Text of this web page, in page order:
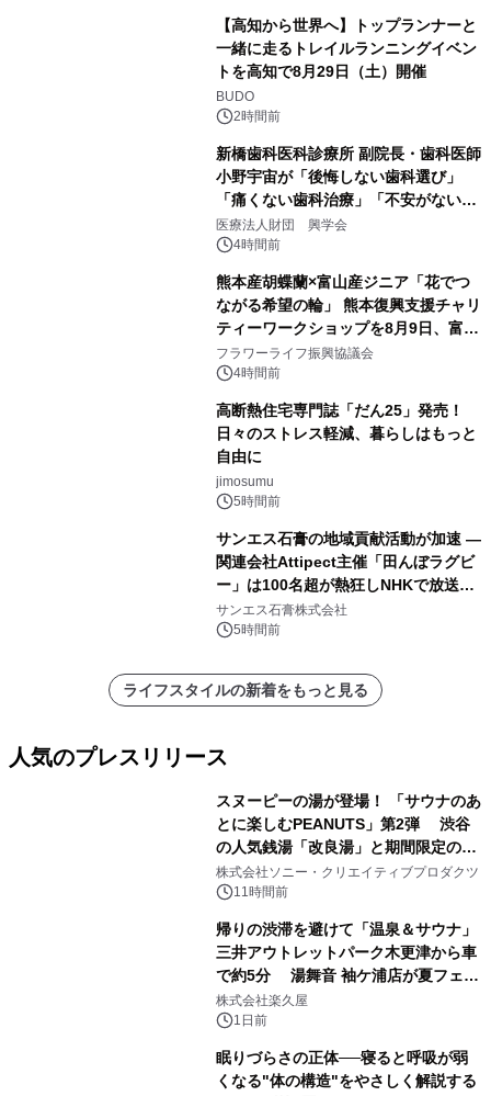
【高知から世界へ】トップランナーと
一緒に走るトレイルランニングイベン
トを高知で8月29日（土）開催
BUDO
2時間前
新橋歯科医科診療所 副院長・歯科医師
小野宇宙が「後悔しない歯科選び」
「痛くない歯科治療」「不安がない治
療計画」をテーマに専門監修
医療法人財団 興学会
4時間前
熊本産胡蝶蘭×富山産ジニア「花でつ
ながる希望の輪」 熊本復興支援チャリ
ティーワークショップを8月9日、富
山・射水で開催
フラワーライフ振興協議会
4時間前
高断熱住宅専門誌「だん25」発売！
日々のストレス軽減、暮らしはもっと
自由に
jimosumu
5時間前
サンエス石膏の地域貢献活動が加速 ―
関連会社Attipect主催「田んぼラグビ
ー」は100名超が熱狂しNHKで放送さ
れました。
サンエス石膏株式会社
5時間前
ライフスタイルの新着をもっと見る
人気のプレスリリース
スヌーピーの湯が登場！ 「サウナのあ
とに楽しむPEANUTS」第2弾 渋谷
の人気銭湯「改良湯」と期間限定のコ
ラボレーション サウナイキタイコラ
ボグッズも発売決定！
株式会社ソニー・クリエイティブプロダクツ
11時間前
帰りの渋滞を避けて「温泉＆サウナ」
三井アウトレットパーク木更津から車
で約5分 湯舞音 袖ケ浦店が夏フェア
メニューを提供
株式会社楽久屋
1日前
眠りづらさの正体──寝ると呼吸が弱
くなる"体の構造"をやさしく解説する